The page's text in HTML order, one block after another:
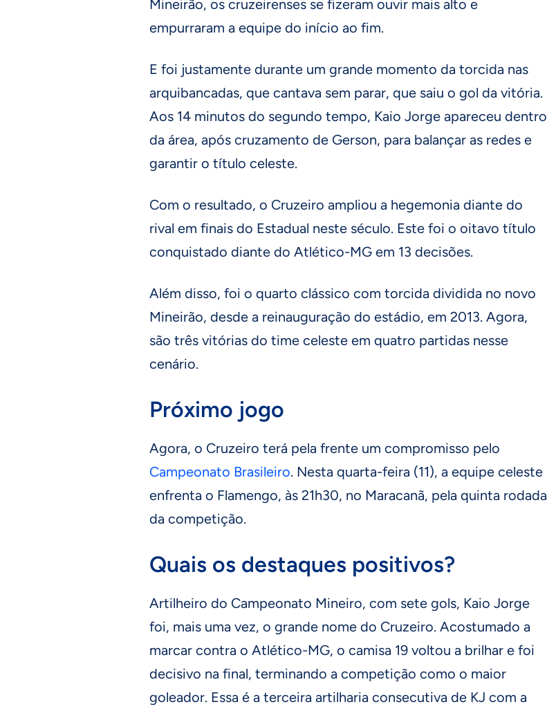
Mineirão, os cruzeirenses se fizeram ouvir mais alto e
empurraram a equipe do início ao fim.
E foi justamente durante um grande momento da torcida nas
arquibancadas, que cantava sem parar, que saiu o gol da vitória.
Aos 14 minutos do segundo tempo, Kaio Jorge apareceu dentro
da área, após cruzamento de Gerson, para balançar as redes e
garantir o título celeste.
Com o resultado, o Cruzeiro ampliou a hegemonia diante do
rival em finais do Estadual neste século. Este foi o oitavo título
conquistado diante do Atlético-MG em 13 decisões.
Além disso, foi o quarto clássico com torcida dividida no novo
Mineirão, desde a reinauguração do estádio, em 2013. Agora,
são três vitórias do time celeste em quatro partidas nesse
cenário.
Próximo jogo
Agora, o Cruzeiro terá pela frente um compromisso pelo
Campeonato Brasileiro. Nesta quarta-feira (11), a equipe celeste
enfrenta o Flamengo, às 21h30, no Maracanã, pela quinta rodada
da competição.
Quais os destaques positivos?
Artilheiro do Campeonato Mineiro, com sete gols, Kaio Jorge
foi, mais uma vez, o grande nome do Cruzeiro. Acostumado a
marcar contra o Atlético-MG, o camisa 19 voltou a brilhar e foi
decisivo na final, terminando a competição como o maior
goleador. Essa é a terceira artilharia consecutiva de KJ com a